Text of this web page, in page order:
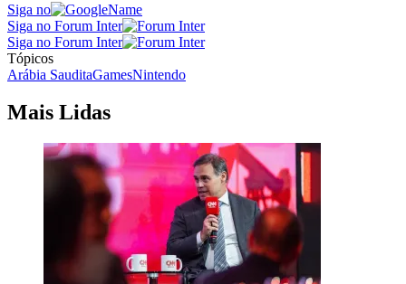
Siga no
Siga no Forum Inter
Siga no Forum Inter
Tópicos
Arábia SauditaGamesNintendo
Mais Lidas